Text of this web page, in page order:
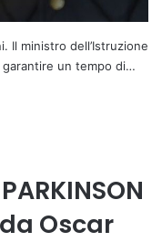
Il ministro dell’Istruzione
garantire un tempo di…
Oscar